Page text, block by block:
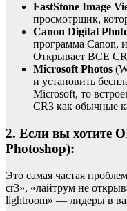
FastStone Image
просмотрщик,
Canon Digital
программа Canon,
Открывает ВСЕ
Microsoft Photos
и установить
Microsoft, то
CR3 как обычные
2. Если вы
Photoshop):
Это самая частая
cr3», «лайтрум не
lightroom» — лидеры в